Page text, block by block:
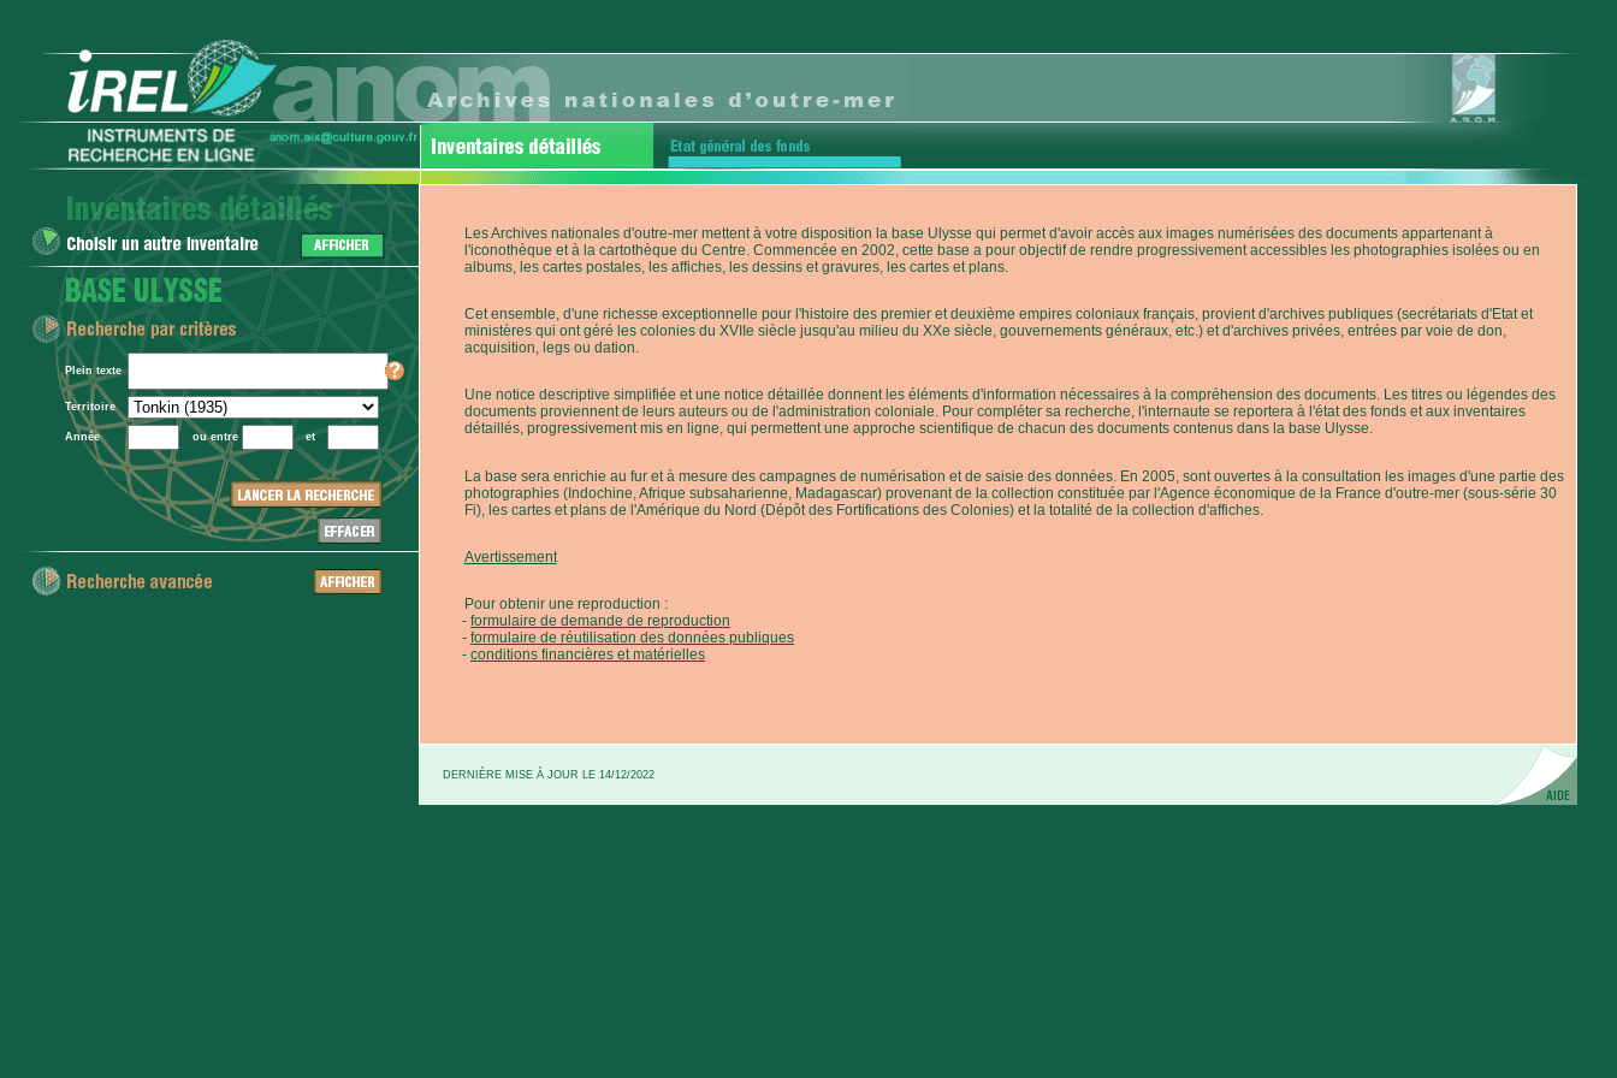
Plein texte
Territoire
Année ou entre et
Les Archives nationales d'outre-mer mettent à votre disposition la base Ulysse qui permet d'avoir accès aux images numérisées des documents appartenant à
l'iconothèque et à la cartothèque du Centre. Commencée en 2002, cette base a pour objectif de rendre progressivement accessibles les photographies isolées ou en
albums, les cartes postales, les affiches, les dessins et gravures, les cartes et plans.
Cet ensemble, d'une richesse exceptionnelle pour l'histoire des premier et deuxième empires coloniaux français, provient d'archives publiques (secrétariats d'Etat et
ministères qui ont géré les colonies du XVIIe siècle jusqu'au milieu du XXe siècle, gouvernements généraux, etc.) et d'archives privées, entrées par voie de don,
acquisition, legs ou dation.
Une notice descriptive simplifiée et une notice détaillée donnent les éléments d'information nécessaires à la compréhension des documents. Les titres ou légendes des
documents proviennent de leurs auteurs ou de l'administration coloniale. Pour compléter sa recherche, l'internaute se reportera à l'état des fonds et aux inventaires
détaillés, progressivement mis en ligne, qui permettent une approche scientifique de chacun des documents contenus dans la base Ulysse.
La base sera enrichie au fur et à mesure des campagnes de numérisation et de saisie des données. En 2005, sont ouvertes à la consultation les images d'une partie des
photographies (Indochine, Afrique subsaharienne, Madagascar) provenant de la collection constituée par l'Agence économique de la France d'outre-mer (sous-série 30
Fi), les cartes et plans de l'Amérique du Nord (Dépôt des Fortifications des Colonies) et la totalité de la collection d'affiches.
Avertissement
Pour obtenir une reproduction :
formulaire de demande de reproduction
formulaire de réutilisation des données publiques
conditions financières et matérielles
DERNIÈRE MISE À JOUR LE 14/12/2022